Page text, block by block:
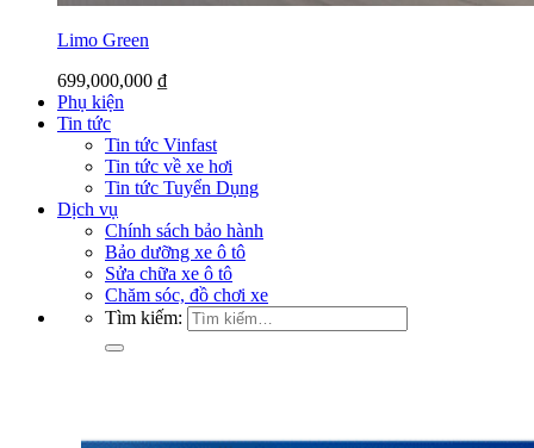
Limo Green
699,000,000 ₫
Phụ kiện
Tin tức
Tin tức Vinfast
Tin tức về xe hơi
Tin tức Tuyển Dụng
Dịch vụ
Chính sách bảo hành
Bảo dưỡng xe ô tô
Sửa chữa xe ô tô
Chăm sóc, đồ chơi xe
Tìm kiếm: